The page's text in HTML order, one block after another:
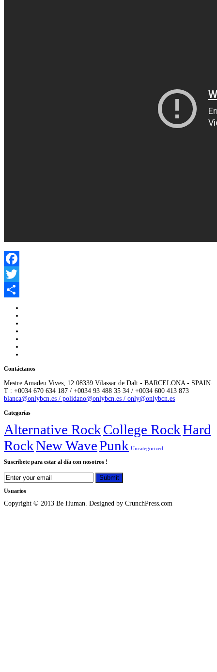
Facebook
Twitter
Contáctanos
Mestre Amadeu Vives, 12 08339 Vilassar de Dalt - BARCELONA - SPAIN·
T : +0034 670 634 187 / +0034 93 488 35 34 / +0034 600 413 873
blanca@onlybcn.es / polidano@onlybcn.es / only@onlybcn.es
Categorías
Alternative RockCollege RockHard
RockNew WavePunk Uncategorized
Suscríbete para estar al día con nosotros !
Usuarios
Copyright © 2013 Be Human. Designed by CrunchPress.com